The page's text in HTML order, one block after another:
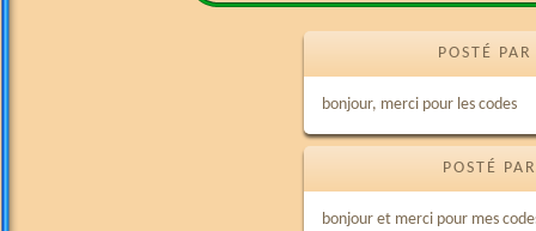
POSTÉ
bonjour, merci pour les codes
POSTÉ
bonjour et merci pour mes